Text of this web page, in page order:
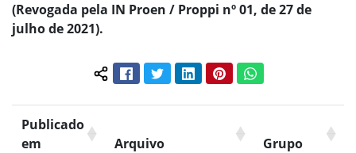
(Revogada pela IN Proen / Proppi nº 01, de 27 de
julho de 2021).
Compartilhar conteúdo:
FacebookTwitterLinkedInPinterestWhatsApp
Publicado
em
Arquivo Grupo